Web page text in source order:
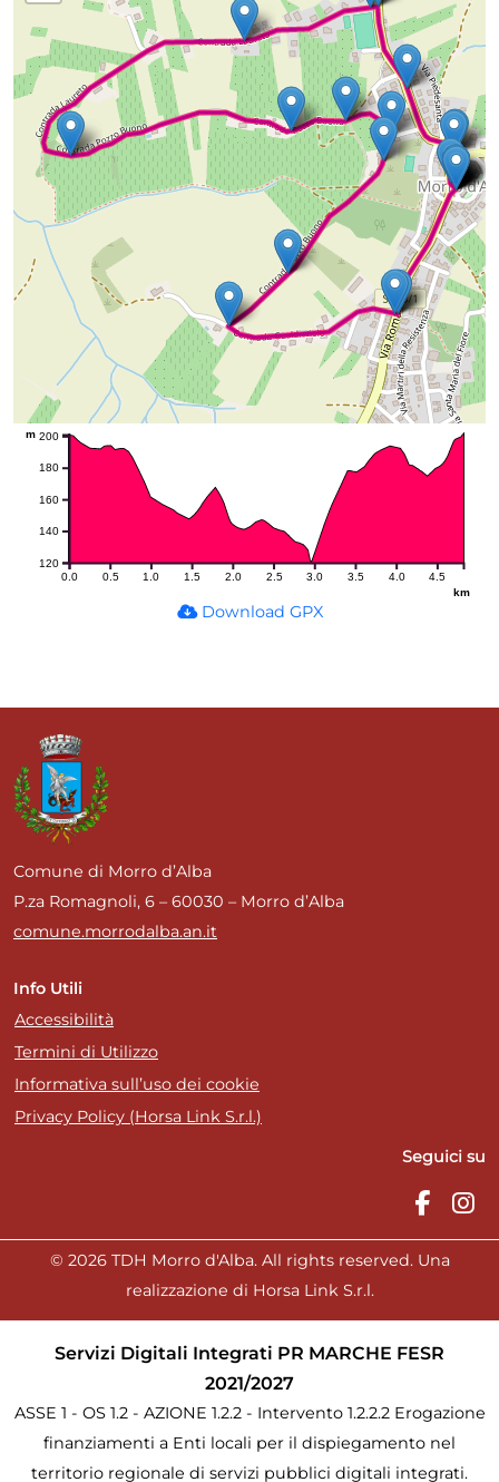
0.0 0.5 1.0 1.5 2.0 2.5 3.0 3.5 4.0 4.5
km
120
140
160
180
200
m
Download GPX
Comune di Morro d’Alba
P.za Romagnoli, 6 – 60030 – Morro d’Alba
comune.morrodalba.an.it
Info Utili
Accessibilità
Termini di Utilizzo
Informativa sull’uso dei cookie
Privacy Policy (Horsa Link S.r.l.)
Seguici su
© 2026 TDH Morro d'Alba. All rights reserved. Una
realizzazione di Horsa Link S.r.l.
Servizi Digitali Integrati PR MARCHE FESR
2021/2027
ASSE 1 - OS 1.2 - AZIONE 1.2.2 - Intervento 1.2.2.2 Erogazione
finanziamenti a Enti locali per il dispiegamento nel
territorio regionale di servizi pubblici digitali integrati.